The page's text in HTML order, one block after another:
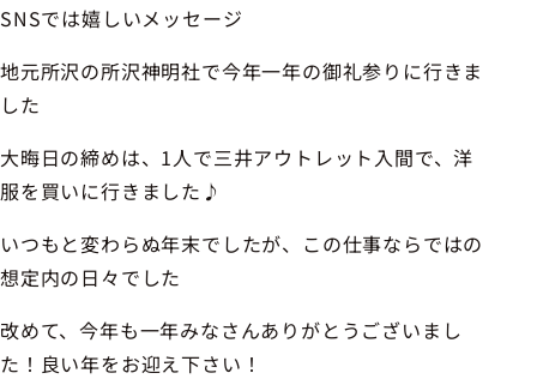
SNSでは嬉しいメッセージ
地元所沢の所沢神明社で今年一年の御礼参りに行きま
した
大晦日の締めは、1人で三井アウトレット入間で、洋
服を買いに行きました♪
いつもと変わらぬ年末でしたが、この仕事ならではの
想定内の日々でした
改めて、今年も一年みなさんありがとうございまし
た！良い年をお迎え下さい！